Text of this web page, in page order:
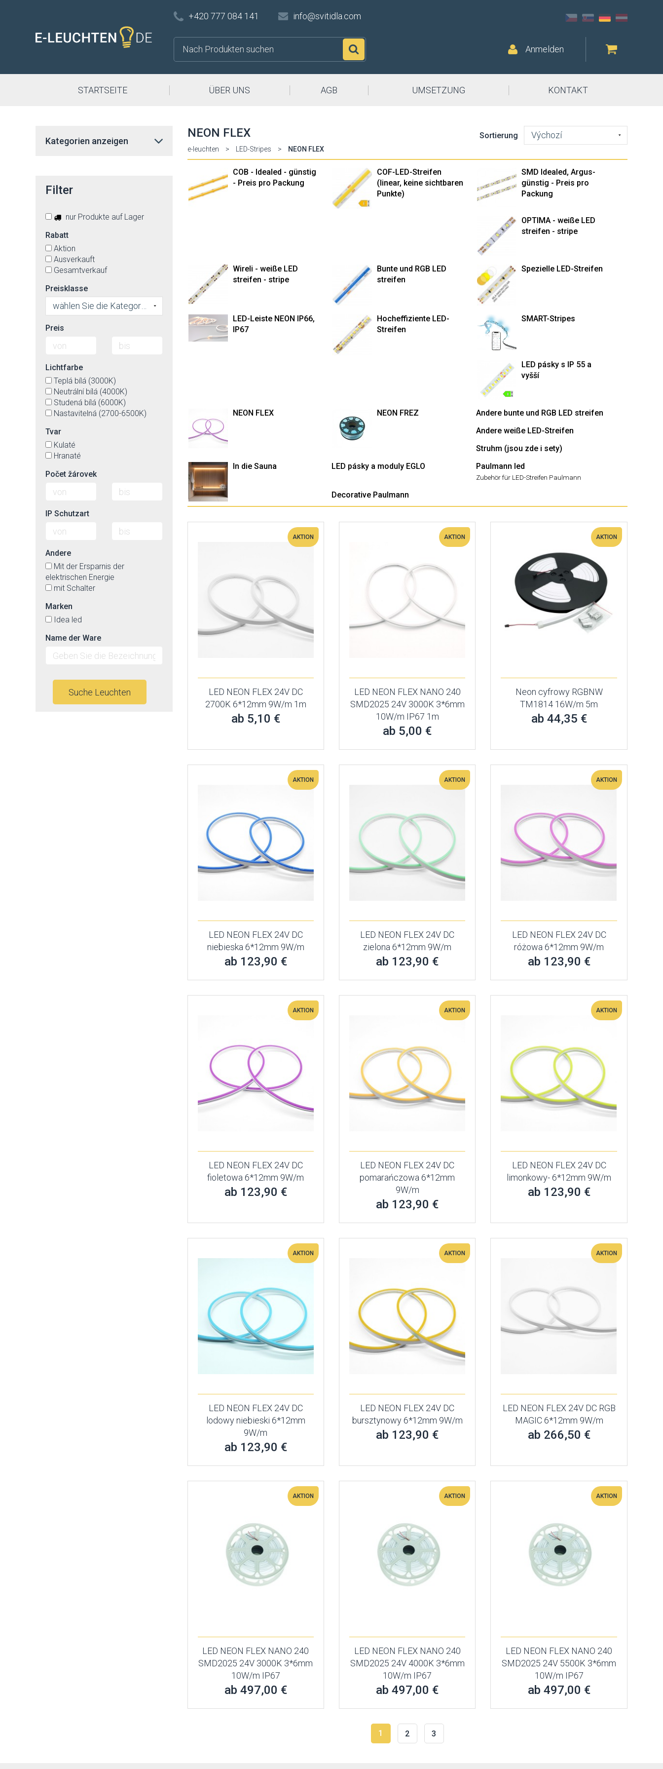
+420 777 084 141 info@svitidla.com
Anmelden
STARTSEITE ÜBER UNS AGB UMSETZUNG KONTAKT
NEON FLEX
e-leuchten > LED-Stripes > NEON FLEX
Sortierung Výchozí
COB - Idealed - günstig
- Preis pro Packung
COF-LED-Streifen
(linear, keine sichtbaren
Punkte)
SMD Idealed, Argus-
günstig - Preis pro
Packung
OPTIMA - weiße LED
streifen - stripe
Wireli - weiße LED
streifen - stripe
Bunte und RGB LED
streifen
Spezielle LED-Streifen
LED-Leiste NEON IP66,
IP67
Hocheffiziente LED-
Streifen
SMART-Stripes
LED pásky s IP 55 a
vyšší
NEON FLEX NEON FREZ
Andere bunte und RGB LED streifen
Andere weiße LED-Streifen
Struhm (jsou zde i sety)
In die Sauna
LED pásky a moduly EGLO Paulmann led
Zubehör für LED-Streifen Paulmann
Decorative Paulmann
AKTION
LED NEON FLEX 24V DC
2700K 6*12mm 9W/m 1m
ab 5,10 €
AKTION
LED NEON FLEX NANO 240
SMD2025 24V 3000K 3*6mm
10W/m IP67 1m
ab 5,00 €
AKTION
Neon cyfrowy RGBNW
TM1814 16W/m 5m
ab 44,35 €
AKTION
LED NEON FLEX 24V DC
niebieska 6*12mm 9W/m
ab 123,90 €
AKTION
LED NEON FLEX 24V DC
zielona 6*12mm 9W/m
ab 123,90 €
AKTION
LED NEON FLEX 24V DC
różowa 6*12mm 9W/m
ab 123,90 €
AKTION
LED NEON FLEX 24V DC
fioletowa 6*12mm 9W/m
ab 123,90 €
AKTION
LED NEON FLEX 24V DC
pomarańczowa 6*12mm
9W/m
ab 123,90 €
AKTION
LED NEON FLEX 24V DC
limonkowy- 6*12mm 9W/m
ab 123,90 €
AKTION
LED NEON FLEX 24V DC
lodowy niebieski 6*12mm
9W/m
ab 123,90 €
AKTION
LED NEON FLEX 24V DC
bursztynowy 6*12mm 9W/m
ab 123,90 €
AKTION
LED NEON FLEX 24V DC RGB
MAGIC 6*12mm 9W/m
ab 266,50 €
AKTION
LED NEON FLEX NANO 240
SMD2025 24V 3000K 3*6mm
10W/m IP67
ab 497,00 €
AKTION
LED NEON FLEX NANO 240
SMD2025 24V 4000K 3*6mm
10W/m IP67
ab 497,00 €
AKTION
LED NEON FLEX NANO 240
SMD2025 24V 5500K 3*6mm
10W/m IP67
ab 497,00 €
1 2 3
Kategorien anzeigen
Filter
nur Produkte auf Lager
Rabatt
Aktion
Ausverkauft
Gesamtverkauf
Preisklasse
Preis
Lichtfarbe
Teplá bílá (3000K)
Neutrální bílá (4000K)
Studená bílá (6000K)
Nastavitelná (2700-6500K)
Tvar
Kulaté
Hranaté
Počet žárovek
IP Schutzart
Andere
Mit der Ersparnis der
elektrischen Energie
mit Schalter
Marken
Idea led
Name der Ware
Suche Leuchten